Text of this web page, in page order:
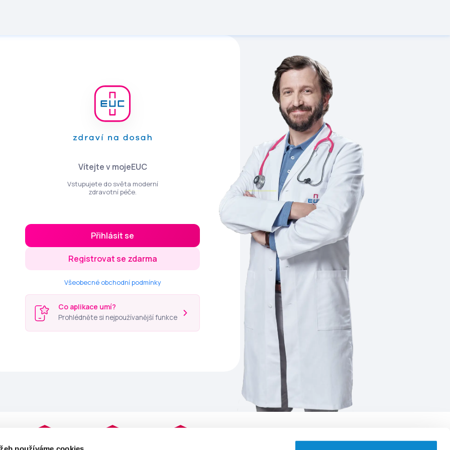
Vítejte v mojeEUC
Vstupujete do světa moderní
zdravotní péče.
Přihlásit se
Registrovat se zdarma
Všeobecné obchodní podmínky
Co aplikace umí?
Prohlédněte si nejpoužívanější funkce